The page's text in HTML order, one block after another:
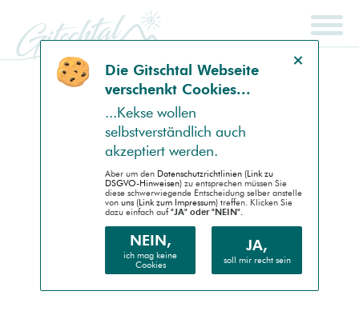
Handheld (PDA)
Barrierefrei (AA)
Die Gitsch­tal Web­seite
ver­schenkt Coo­kies...
...Kek­se wollen
selbst­ver­ständlich auch
akzep­tiert werden.
Aber um den Daten­schutz­richtlinien (Link zu
DSGVO-Hinweisen) zu entsprechen müssen Sie
diese schwer­wiegende Entscheidung selber anstelle
von uns (Link zum Impressum) treffen. Klicken Sie
dazu einfach auf"JA" oder "NEIN".
NEIN,
ich mag keine
Cookies
JA,
soll mir recht sein